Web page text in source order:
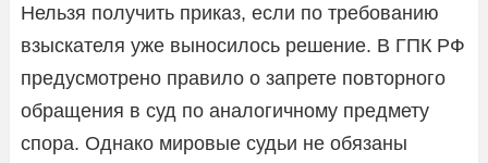
Нельзя получить приказ, если по требованию
взыскателя уже выносилось решение. В ГПК РФ
предусмотрено правило о запрете повторного
обращения в суд по аналогичному предмету
спора. Однако мировые судьи не обязаны